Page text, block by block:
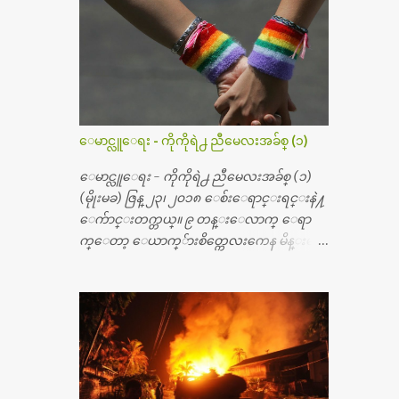
တယ္။ အရိုးအထူးကု ဆရာဝန္က ဝိတိုရိယေဟာ္တ
ယ္လိုအခန္းမွာ တရက္ က်ပ္ ၃ ေသာင္းနဲ႔ေနေ
စၿပီး၊ အာရွေတာ္ဝင္ခြဲစိတ္ခန္းကို ငွားရမ္းခြဲစိ
တ္ အရိုးအစားထိုးကုပါတယ္။ ေဆးစစ္၊ေဆး
ဝယ္၊ ခြဲစိတ္ကု၊ အရိုးအစားထိုးပစၥည္း စတဲ့စရိ
တ္ေတြနဲ႔ေဆးရံုမွာ ၂ ပတ္ေနထိုင္စရိတ္ သိ
န္း ၇၀ ေလာက္ ကုန္သြားပါတယ္။ သူငယ္ခ်င္းျ
ဖစ္သူကို လာေတြ႔ရင္း ဟိုတယ္လို သန္႔ရွင္း
သပ္ရပ္တဲ့ ဝိတိုရိယေဆးရံုမွာ စီတီစကင္ နဲ႔ အမ္အာ
အိုင္1 စက္ခန္းကိုေတြ႔လို႔ေမးၾကည့္ေ
တာ့ တခါစမ္းရင္ က်ပ္တသိန္းေက်ာ္ က်သင့္တ
ကီးေတြနဲ႔ စမ္းသပ္ရပါတယ္။ ခႏၱာကိုယ္အစိတ္ပို
င္း ကလီစာေတြကိုၾကည့္ရႈတဲ့ အာလထ
ရာေဆာင္း2 စက္ေတြကေတာ့ ေစ်းသိပ္မႀ
ကီးလို႔ ျမန္မာျပည္ေဆးရံုတိုင္းရွိပါတယ္။
တစ္ခါစမ္းရင္ က်ပ္တစ္ေသာင္းေလာက္ က်သ
ေမာင္လူေရး - ကိုကိုရဲ႕ ညီမေလးအခ်စ္ (၁)
ေမာင္လူေရး - ကိုကိုရဲ႕ ညီမေလးအခ်စ္ (၁)
(မိုုးမခ) ဇြန္ ၂၃၊ ၂၀၁၈ ေစ်းေရာင္းရင္းနဲ႔
ေက်ာင္းတက္တယ္။ ၉ တန္းေလာက္ ေရာ
က္ေတာ့ ေယာက္်ားစိတ္ကေလးကေန မိန္းမစိ
တာေပါ့။ မိန္းကေလး အေပါင္းအသင္းလ
ည္း မ်ားတယ္။ ငယ္ငယ္တုန္းကေတာ့ အမေတြနဲ႔
ေနတာဆုိေတာ့ သနပ္ခါးေလးေတြ လိမ္း
တယ္။ ပန္းပန္တယ္။ မိန္းကေလး အဝတ္အစားေ
တြကိုလည္း ခုိးဝတ္တယ္။ မိန္းမစိတ္ရွိေတာ့